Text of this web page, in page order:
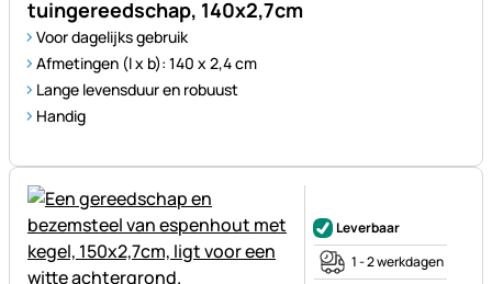
tuingereedschap, 140x2,7cm
Voor dagelijks gebruik
Afmetingen (l x b): 140 x 2,4 cm
Lange levensduur en robuust
Handig
Leverbaar
1 - 2 werkdagen